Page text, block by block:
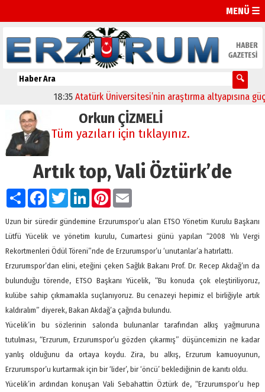
MENÜ ☰
18:35 Atatürk Üniversitesi’nin araştırma altyapısına güçlü
Orkun ÇİZMELİ
Tüm yazıları için tıklayınız.
Artık top, Vali Öztürk’de
PaylaşFacebook
TwitterLinkedIn
Pinterest
Email
Uzun bir süredir gündemine Erzurumspor’u alan ETSO Yönetim Kurulu Başkanı
Lütfü Yücelik ve yönetim kurulu, Cumartesi günü yapılan “2008 Yılı Vergi
Rekortmenleri Ödül Töreni”nde de Erzurumspor’u ‘unutanlar’a hatırlattı.
Erzurumspor’dan elini, eteğini çeken Sağlık Bakanı Prof. Dr. Recep Akdağ’ın da
bulunduğu törende, ETSO Başkanı Yücelik, “Bu konuda çok eleştiriliyoruz,
kulübe sahip çıkmamakla suçlanıyoruz. Bu cenazeyi hepimiz el birliğiyle artık
kaldıralım” diyerek, Bakan Akdağ’a çağrıda bulundu.
Yücelik’in bu sözlerinin salonda bulunanlar tarafından alkış yağmuruna
tutulması, “Erzurum, Erzurumspor’u gözden çıkarmış” düşüncemizin ne kadar
yanlış olduğunu da ortaya koydu. Zira, bu alkış, Erzurum kamuoyunun,
Erzurumspor’u kurtarmak için bir ‘lider’, bir ‘öncü’ beklediğinin de kanıtı oldu.
Yücelik’in ardından konuşan Vali Sebahattin Öztürk de, “Erzurumspor’u hep